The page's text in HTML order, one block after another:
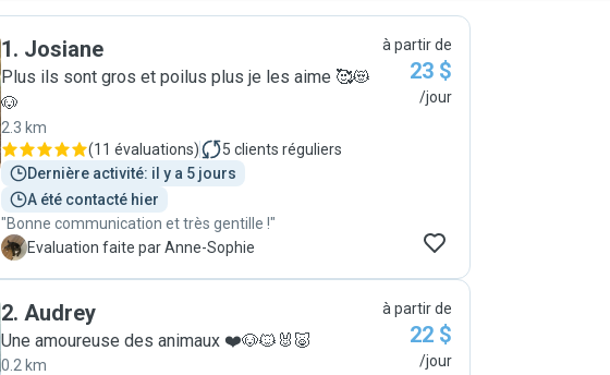
1. Josiane
Plus ils sont gros et poilus plus je les aime 🥰😻
🐶
2.3 km
(11 évaluations) 5 clients réguliers
Dernière activité: il y a 5 jours
A été contacté hier
"Bonne communication et très gentille !"
A Evaluation faite par Anne-Sophie
à partir de
23 $
/jour
2. Audrey
Une amoureuse des animaux ❤️🐶🐱🐰🐷
0.2 km
à partir de
22 $
/jour